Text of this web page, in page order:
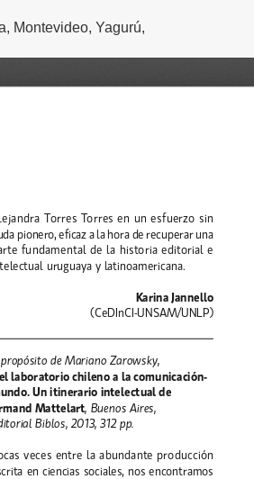
Montevideo, Yagurú,